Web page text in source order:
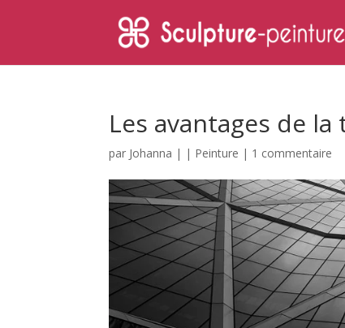
Les avantages de
par Johanna | | Peinture | 1 commentaire